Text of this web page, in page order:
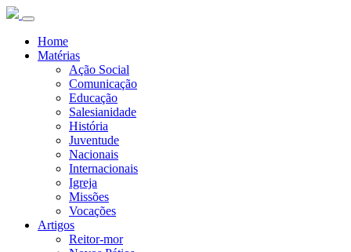
Home
Matérias
Ação Social
Comunicação
Educação
Salesianidade
História
Juventude
Nacionais
Internacionais
Igreja
Missões
Vocações
Artigos
Reitor-mor